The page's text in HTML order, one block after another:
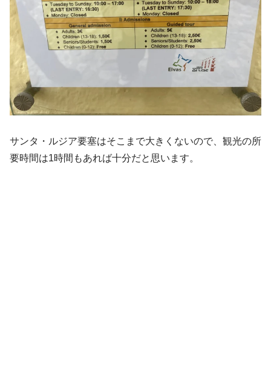
サンタ・ルジア要塞はそこまで大きくないので、観光の所
要時間は1時間もあれば十分だと思います。